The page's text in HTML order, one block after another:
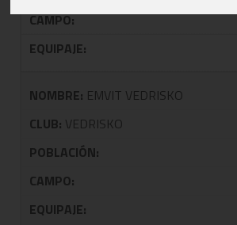
CAMPO:
EQUIPAJE:
NOMBRE: EMVIT VEDRISKO
CLUB: VEDRISKO
POBLACIÓN:
CAMPO:
EQUIPAJE: